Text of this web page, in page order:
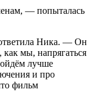
— попыталась
Ника. — Он
как мы, напрягаться
лучше
и про
фильм